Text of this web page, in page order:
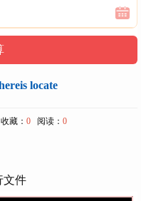
locate
藏： 0阅读： 0
文件